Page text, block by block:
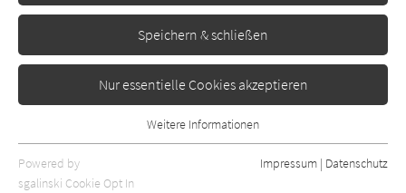
Speichern & schließen
Nur essentielle Cookies akzeptieren
Essentielle Cookies werden für grundlegende Funktionen der
Webseite benötigt. Dadurch ist gewährleistet, dass die Webseite
Weitere Informationen
Powered by
sgalinski Cookie Opt In
Impressum | Datenschutz